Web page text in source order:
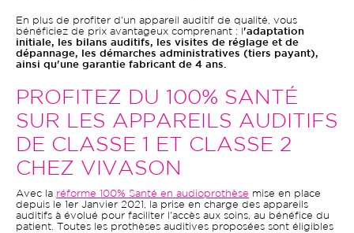
En plus de profiter d'un appareil auditif de qualité, vous
bénéficiez de prix avantageux comprenant : l 'adaptation
initiale, les bilans auditifs, les visites de réglage et de
dépannage, les démarches administratives (tiers payant),
ainsi qu'une garantie fabricant de 4 ans.
PROFITEZ DU 100% SANTÉ
SUR LES APPAREILS AUDITIFS
DE CLASSE 1 ET CLASSE 2
CHEZ VIVASON
Avec la réforme 100% Santé en audioprothèse mise en place
depuis le 1er Janvier 2021, la prise en charge des appareils
auditifs à évolué pour faciliter l'accès aux soins, au bénéfice du
patient. Toutes les prothèses auditives proposées sont éligibles